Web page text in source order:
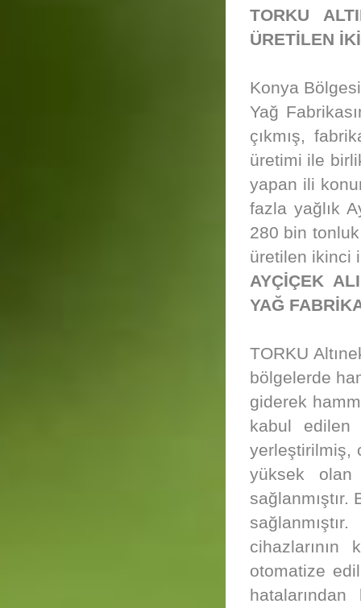
TORKU
ÜRETİLEN
Konya
Yağ
çıkmış,
üretimi ile
yapan ili
fazla yağlık
280 bin
üretilen ikinci
AYÇİÇEK
YAĞ
TORKU
bölgelerde
giderek
kabul edilen
yerleştirilmiş,
yüksek olan
cihazlarının
otomatize